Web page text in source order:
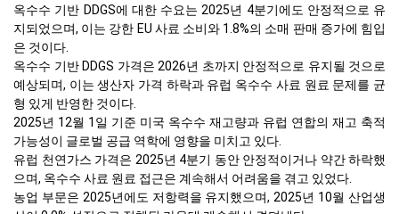
옥수수 기반 DDGS에 대한 수요는 2025년 4분기에도 안정적으로 유
지되었으며, 이는 강한 EU 사료 소비와 1.8%의 소매 판매 증가에 힘입
은 것이다.
옥수수 기반 DDGS 가격은 2026년 초까지 안정적으로 유지될 것으로
예상되며, 이는 생산자 가격 하락과 유럽 옥수수 사료 원료 문제를 균
형 있게 반영한 것이다.
2025년 12월 1일 기준 미국 옥수수 재고량과 유럽 연합의 재고 축적
가능성이 글로벌 공급 역학에 영향을 미치고 있다.
유럽 천연가스 가격은 2025년 4분기 동안 안정적이거나 약간 하락했
으며, 옥수수 사료 원료 접근은 계속해서 어려움을 겪고 있었다.
농업 부문은 2025년에도 저항력을 유지했으며, 2025년 10월 산업생